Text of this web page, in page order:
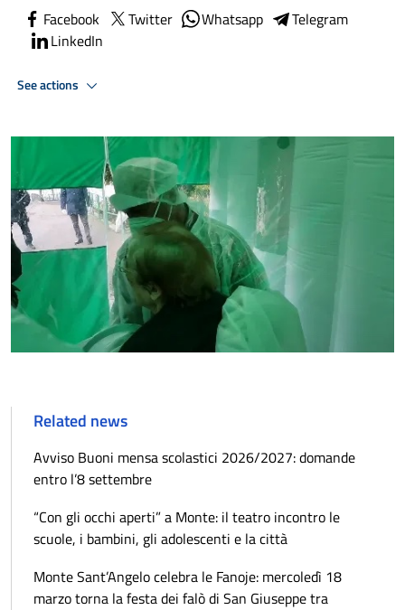
Facebook Twitter Whatsapp
Telegram
LinkedIn
See actions
Related news
Avviso Buoni mensa scolastici 2026/2027: domande
entro l’8 settembre
“Con gli occhi aperti” a Monte: il teatro incontro le
scuole, i bambini, gli adolescenti e la città
Monte Sant’Angelo celebra le Fanoje: mercoledì 18
marzo torna la festa dei falò di San Giuseppe tra